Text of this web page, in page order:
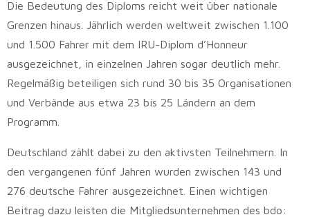
Die Bedeutung des Diploms reicht weit über nationale
Grenzen hinaus. Jährlich werden weltweit zwischen 1.100
und 1.500 Fahrer mit dem IRU-Diplom d’Honneur
ausgezeichnet, in einzelnen Jahren sogar deutlich mehr.
Regelmäßig beteiligen sich rund 30 bis 35 Organisationen
und Verbände aus etwa 23 bis 25 Ländern an dem
Programm.
Deutschland zählt dabei zu den aktivsten Teilnehmern. In
den vergangenen fünf Jahren wurden zwischen 143 und
276 deutsche Fahrer ausgezeichnet. Einen wichtigen
Beitrag dazu leisten die Mitgliedsunternehmen des bdo: